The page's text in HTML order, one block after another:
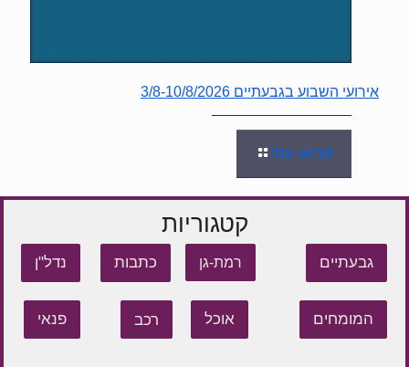
אירועי השבוע בגבעתיים 3/8-10/8/2026
קראו עוד
קטגוריות
גבעתיים רמת-גן כתבות נדל"ן
המומחים אוכל רכב פנאי